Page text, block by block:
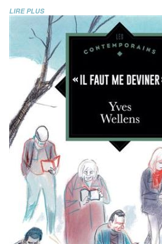
LIRE PLUS